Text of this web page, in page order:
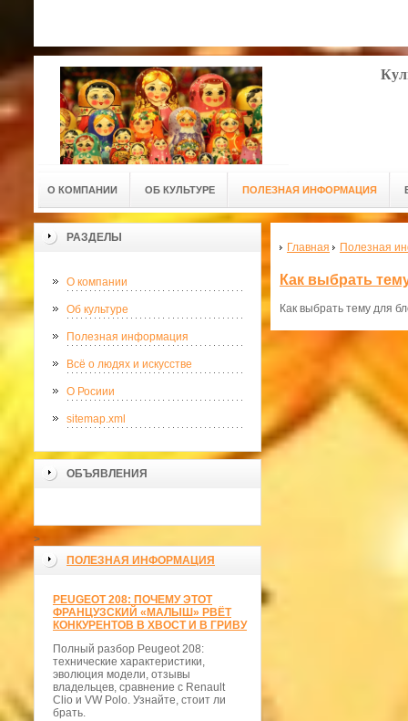
О КОМПАНИИ ОБ КУЛЬТУРЕ ПОЛЕЗНАЯ ИНФОРМАЦИЯ
РАЗДЕЛЫ
О компании
Об культуре
Полезная информация
Всё о людях и искусстве
О Росиии
sitemap.xml
ОБЪЯВЛЕНИЯ
>
ПОЛЕЗНАЯ ИНФОРМАЦИЯ
PEUGEOT 208: ПОЧЕМУ ЭТОТ
ФРАНЦУЗСКИЙ «МАЛЫШ» РВЁТ
КОНКУРЕНТОВ В ХВОСТ И В ГРИВУ
Полный разбор Peugeot 208:
технические характеристики,
эволюция модели, отзывы
владельцев, сравнение с Renault
Clio и VW Polo. Узнайте, стоит ли
брать.
Главная Полезная
Как выбрать
Как выбрать тему для